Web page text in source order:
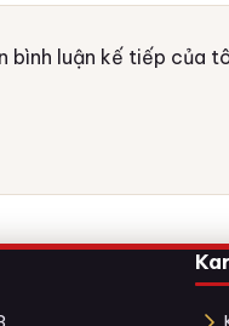
bình luận kế tiếp của